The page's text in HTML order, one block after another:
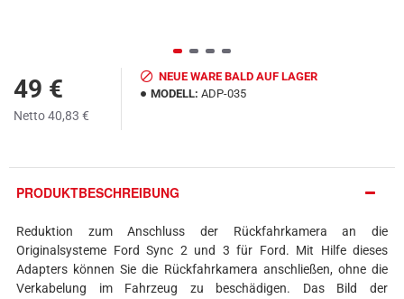
49 €
Netto 40,83 €
NEUE WARE BALD AUF LAGER
MODELL: ADP-035
PRODUKTBESCHREIBUNG
Reduktion zum Anschluss der Rückfahrkamera an die
Originalsysteme Ford Sync 2 und 3 für Ford. Mit Hilfe dieses
Adapters können Sie die Rückfahrkamera anschließen, ohne die
Verkabelung im Fahrzeug zu beschädigen. Das Bild der